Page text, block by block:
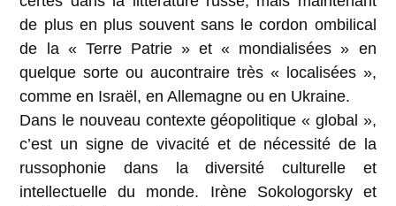
de plus en plus souvent sans le cordon ombilical
de la « Terre Patrie » et « mondialisées » en
quelque sorte ou aucontraire très « localisées »,
comme en Israël, en Allemagne ou en Ukraine.
Dans le nouveau contexte géopolitique « global »,
c’est un signe de vivacité et de nécessité de la
russophonie dans la diversité culturelle et
intellectuelle du monde. Irène Sokologorsky et